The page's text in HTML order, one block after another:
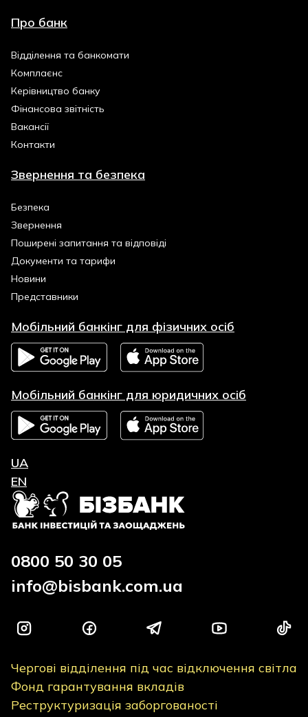
Про банк
Відділення та банкомати
Комплаєнс
Керівництво банку
Фінансова звітність
Вакансії
Контакти
Звернення та безпека
Безпека
Звернення
Поширені запитання та відповіді
Документи та тарифи
Новини
Представники
Мобільний банкінг для фізичних осіб
Мобільний банкінг для юридичних осіб
UA
EN
0800 50 30 05
info@bisbank.com.ua
Чергові відділення під час відключення світла
Фонд гарантування вкладів
Реструктуризація заборгованості